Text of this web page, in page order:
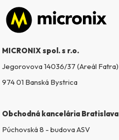
Zápätie
MICRONIX spol. s r.o.
Jegorovova 14036/37 (Areál Fatra)
974 01 Banská Bystrica
Obchodná kancelária Bratislava
Púchovská 8 - budova ASV